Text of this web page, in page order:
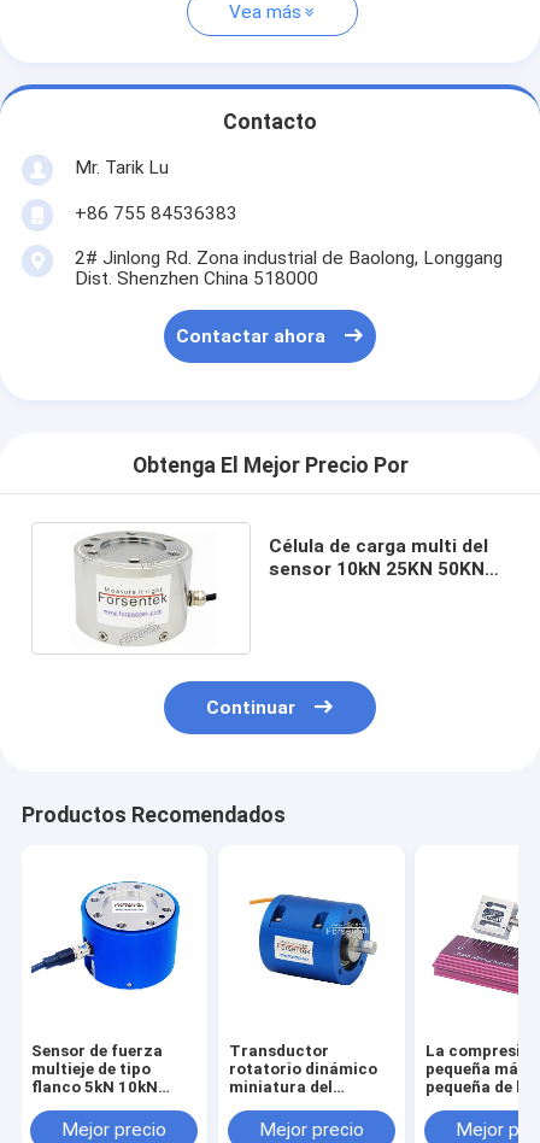
Vea más
Contacto
Mr. Tarik Lu
+86 755 84536383
2# Jinlong Rd. Zona industrial de Baolong, Longgang
Dist. Shenzhen China 518000
Contactar ahora
Obtenga El Mejor Precio Por
Célula de carga multi del
sensor 10kN 25KN 50KN
Continuar
Productos Recomendados
Sensor de fuerza
multieje de tipo
flanco 5kN 10kN
100kN Célula de
Mejor precio
Transductor
rotatorio dinámico
miniatura del
del sensor 1NM 2NM
Mejor precio
La
pequeña más
pequeña de la
la fuerza del
Mejor